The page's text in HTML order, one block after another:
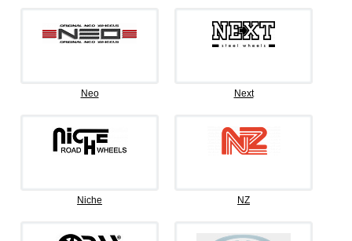
Neo Next
Niche NZ